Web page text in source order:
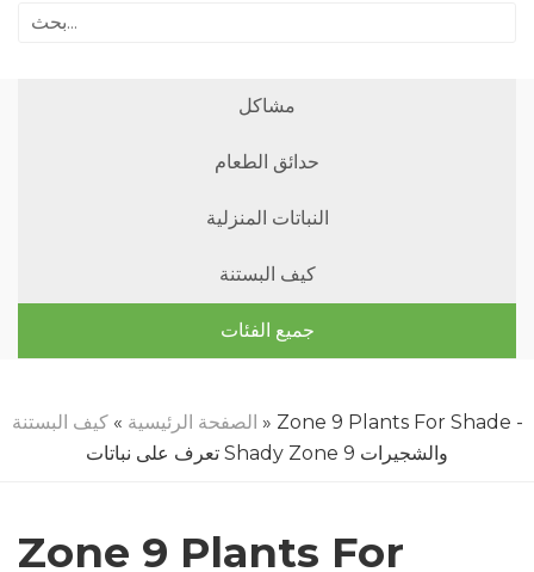
مشاكل
حدائق الطعام
النباتات المنزلية
كيف البستنة
جميع الفئات
الصفحة الرئيسية »كيف البستنة
» Zone 9 Plants For Shade -
تعرف على نباتات Shady Zone 9 والشجيرات
Zone 9 Plants For